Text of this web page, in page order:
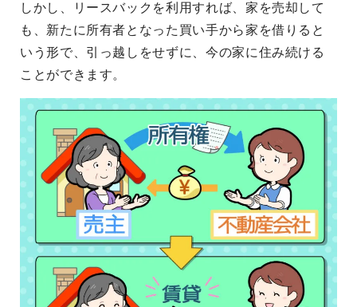
しかし、リースバックを利用すれば、家を売却して
も、新たに所有者となった買い手から家を借りると
いう形で、引っ越しをせずに、今の家に住み続ける
ことができます。